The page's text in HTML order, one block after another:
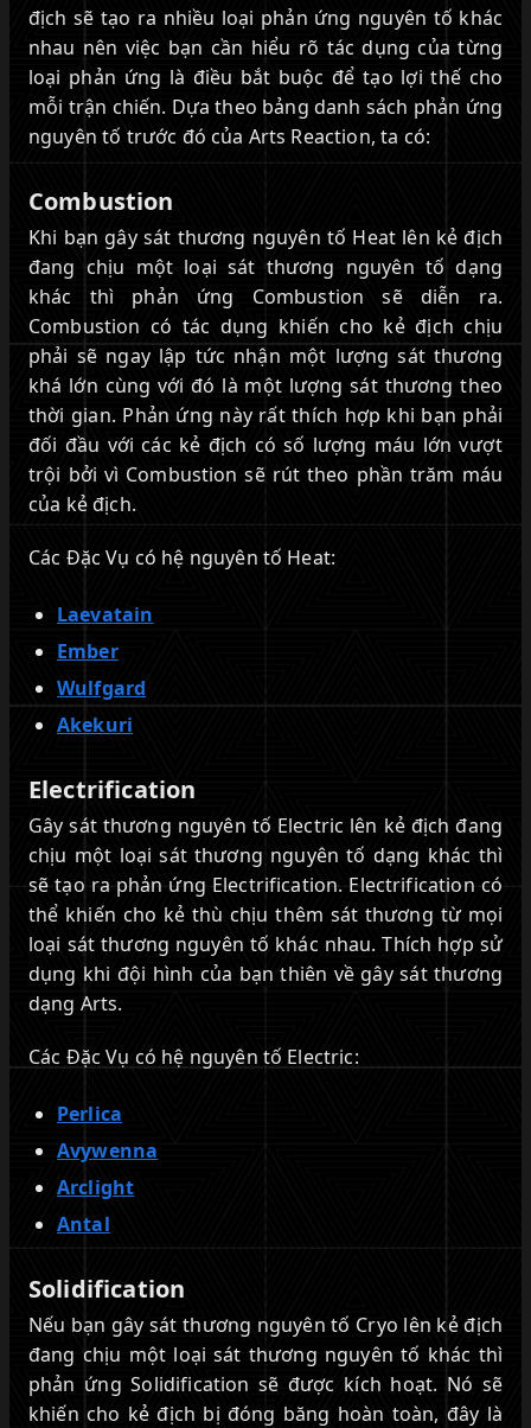
địch sẽ tạo ra nhiều loại phản ứng nguyên tố khác
nhau nên việc bạn cần hiểu rõ tác dụng của từng
loại phản ứng là điều bắt buộc để tạo lợi thế cho
mỗi trận chiến. Dựa theo bảng danh sách phản ứng
nguyên tố trước đó của Arts Reaction, ta có:
Combustion
Khi bạn gây sát thương nguyên tố Heat lên kẻ địch
đang chịu một loại sát thương nguyên tố dạng
khác thì phản ứng Combustion sẽ diễn ra.
Combustion có tác dụng khiến cho kẻ địch chịu
phải sẽ ngay lập tức nhận một lượng sát thương
khá lớn cùng với đó là một lượng sát thương theo
thời gian. Phản ứng này rất thích hợp khi bạn phải
đối đầu với các kẻ địch có số lượng máu lớn vượt
trội bởi vì Combustion sẽ rút theo phần trăm máu
của kẻ địch.
Các Đặc Vụ có hệ nguyên tố Heat:
Laevatain
Ember
Wulfgard
Akekuri
Electrification
Gây sát thương nguyên tố Electric lên kẻ địch đang
chịu một loại sát thương nguyên tố dạng khác thì
sẽ tạo ra phản ứng Electrification. Electrification có
thể khiến cho kẻ thù chịu thêm sát thương từ mọi
loại sát thương nguyên tố khác nhau. Thích hợp sử
dụng khi đội hình của bạn thiên về gây sát thương
dạng Arts.
Các Đặc Vụ có hệ nguyên tố Electric:
Perlica
Avywenna
Arclight
Antal
Solidification
Nếu bạn gây sát thương nguyên tố Cryo lên kẻ địch
đang chịu một loại sát thương nguyên tố khác thì
phản ứng Solidification sẽ được kích hoạt. Nó sẽ
khiến cho kẻ địch bị đóng băng hoàn toàn, đây là